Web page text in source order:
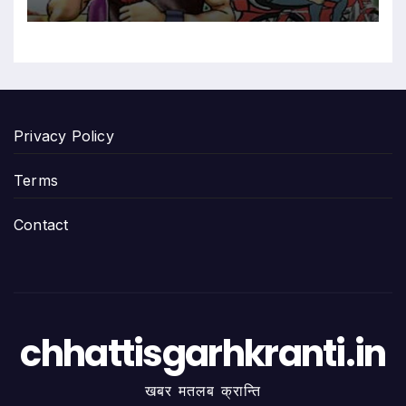
Privacy Policy
Terms
Contact
chhattisgarhkranti.in
खबर मतलब क्रान्ति